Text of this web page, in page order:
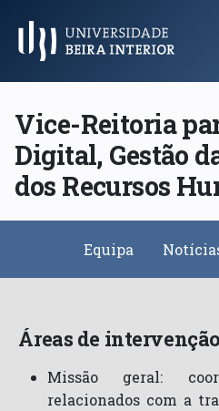
Menu Principal
Vice-Reitoria
Digital, Gestão
dos Recursos
Equipa
Áreas de
Missão geral:
relacionados com a